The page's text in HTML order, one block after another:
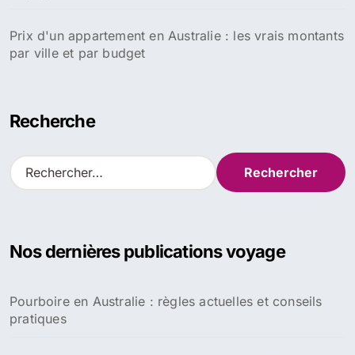
Prix d'un appartement en Australie : les vrais montants
par ville et par budget
Recherche
R
e
r
e
r
Nos dernières publications voyage
Pourboire en Australie : règles actuelles et conseils
pratiques